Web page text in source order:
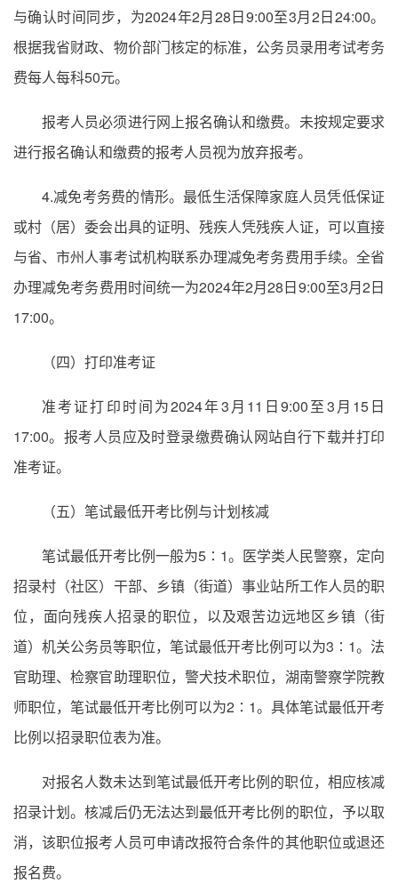
与确认时间同步，为2024年2月28日9:00至3月2日24:00。
根据我省财政、物价部门核定的标准，公务员录用考试考务
费每人每科50元。
报考人员必须进行网上报名确认和缴费。未按规定要求
进行报名确认和缴费的报考人员视为放弃报考。
4.减免考务费的情形。最低生活保障家庭人员凭低保证
或村（居）委会出具的证明、残疾人凭残疾人证，可以直接
与省、市州人事考试机构联系办理减免考务费用手续。全省
办理减免考务费用时间统一为2024年2月28日9:00至3月2日
17:00。
（四）打印准考证
准考证打印时间为2024年3月11日9:00至3月15日
17:00。报考人员应及时登录缴费确认网站自行下载并打印
准考证。
（五）笔试最低开考比例与计划核减
笔试最低开考比例一般为5∶1。医学类人民警察，定向
招录村（社区）干部、乡镇（街道）事业站所工作人员的职
位，面向残疾人招录的职位，以及艰苦边远地区乡镇（街
道）机关公务员等职位，笔试最低开考比例可以为3∶1。法
官助理、检察官助理职位，警犬技术职位，湖南警察学院教
师职位，笔试最低开考比例可以为2∶1。具体笔试最低开考
比例以招录职位表为准。
对报名人数未达到笔试最低开考比例的职位，相应核减
招录计划。核减后仍无法达到最低开考比例的职位，予以取
消，该职位报考人员可申请改报符合条件的其他职位或退还
报名费。